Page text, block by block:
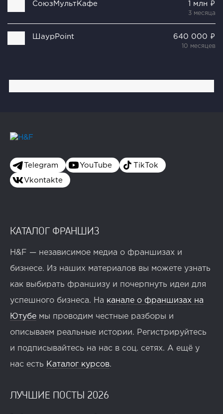
СоюзМультКафе 1 млн ₽
3 месяца
ШаурPoint 640 000 ₽
10 месяцев
Telegram YouTube TikTok
Vkontakte
КАТАЛОГ ФРАНШИЗ
H&F — независимое медиа о франшизах и
бизнесе. Из наших материалов вы можете узнать
как выбирать франшизу и почерпнуть идеи для
успешного бизнеса. На канале о франшизах на
Ютубе мы проводим честные разборы и
описываем реальные истории. Регистрируйтесь
и подписывайтесь на нас в соц. сетях. А ещё у
нас есть Каталог курсов.
ЛУЧШИЕ ПОСТЫ 2026